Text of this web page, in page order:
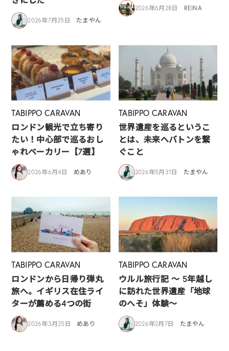
2026年7月25日 たまやん
2026年6月28日 REINA
TABIPPO CARAVAN
ロンドン観光で立ち寄り
たい！中心部で巡るおし
ゃれベーカリー【7選】
2026年6月4日 めあり
TABIPPO CARAVAN
世界遺産を巡るというこ
とは、未来へバトンを繋
ぐこと
2026年5月31日 たまやん
TABIPPO CARAVAN
ロンドンから日帰り弾丸
旅へ。イギリス在住ライ
ターが薦める4つの街
2026年3月25日 めあり
TABIPPO CARAVAN
ウルル旅行記 ～ 5年越し
に訪れた世界遺産「地球
のへそ」体験～
2026年2月7日 たまやん